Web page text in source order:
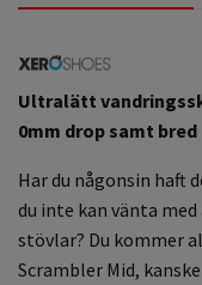
Ultralätt
0mm drop samt
Har du någonsin haft
du inte kan vänta
stövlar? Du kommer
Scrambler Mid,